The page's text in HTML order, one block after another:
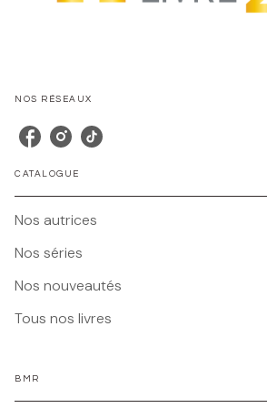
NOS RÉSEAUX
CATALOGUE
Nos autrices
Nos séries
Nos nouveautés
Tous nos livres
BMR